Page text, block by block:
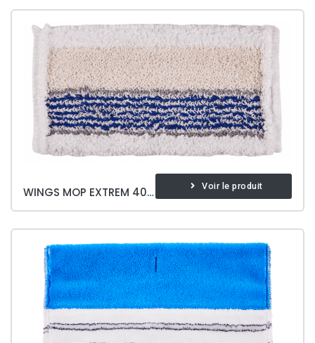
WINGS MOP EXTREM 40 CM Voir le produit